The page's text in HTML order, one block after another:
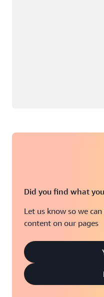
Did you find what
Let us know so we
content on our pages